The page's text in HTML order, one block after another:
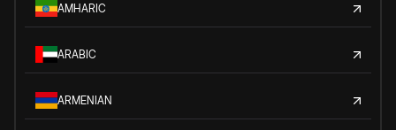
AMHARIC
ARABIC
ARMENIAN